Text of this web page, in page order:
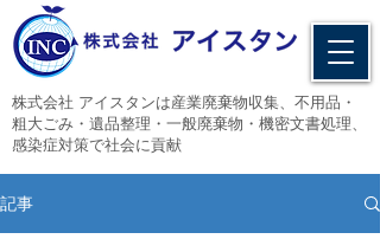
​株式会社 アイスタンは産業廃棄物収集、不用品・
粗大ごみ・遺品整理・一般廃棄物・機密文書処理、
感染症対策で社会に貢献
記事